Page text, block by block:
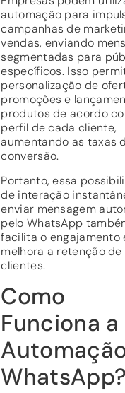
automação para
campanhas de
vendas, enviando
segmentadas para
específicos. Isso
personalização de
promoções e
produtos de acordo
perfil de cada cliente,
aumentando as taxas
conversão.
Portanto, essa
de interação
enviar mensagem
pelo WhatsApp
facilita o engajamento
melhora a retenção de
clientes.
Como
Funciona a
WhatsApp?